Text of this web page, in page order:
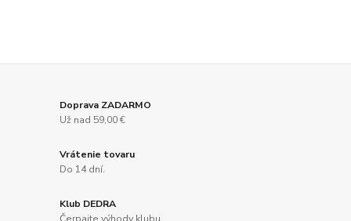
Doprava ZADARMO
Už nad 59,00 €
Vrátenie tovaru
Do 14 dní.
Klub DEDRA